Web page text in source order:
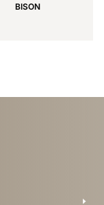
BISON